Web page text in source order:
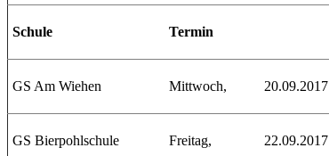
Schule Termin
GS Am Wiehen Mittwoch, 20.09.2017
GS Bierpohlschule Freitag, 22.09.2017